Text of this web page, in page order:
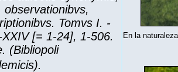
observationibvs,
Tomvs I. -
[= 1-24], 1-506.
(Bibliopoli
En la